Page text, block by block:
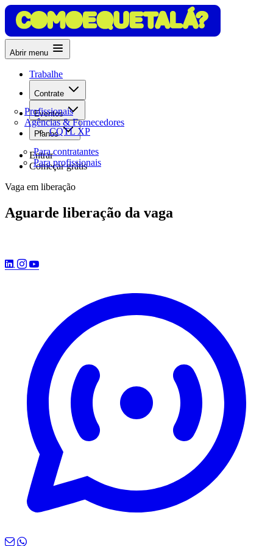
Abrir menu
Trabalhe
Contrate
Profissionais
Agências & Fornecedores
Eventos
CQTL XP
Planos
Para contratantes
Para profissionais
Entrar
Começar grátis
Vaga em liberação
Aguarde liberação da vaga